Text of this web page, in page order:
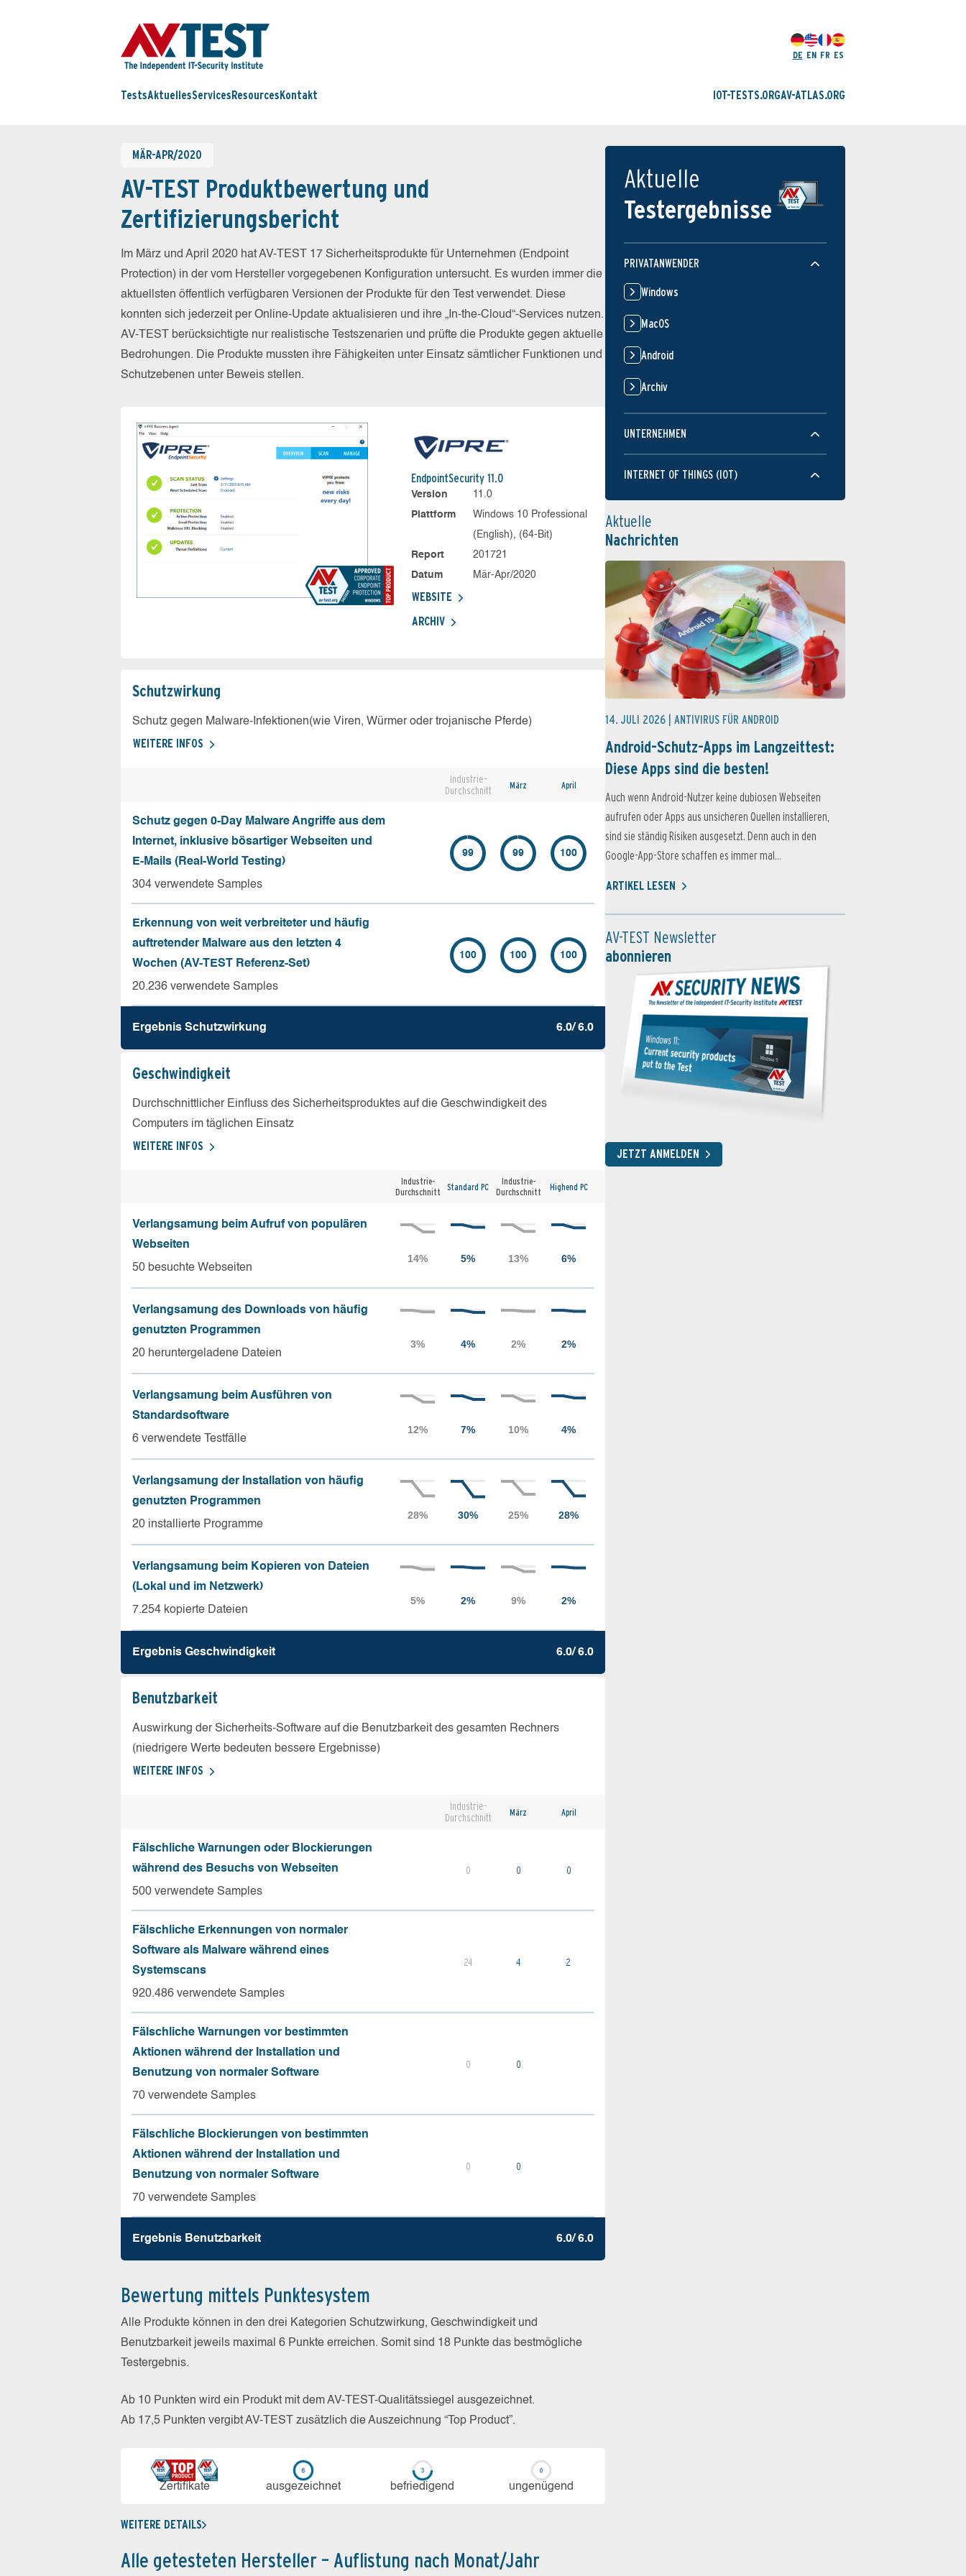
DE EN FR ES
TestsAktuellesServices Resources Kontakt IOT-TESTS.ORGAV-ATLAS.ORG
MÄR-APR/2020
AV-TEST Produktbewertung und
Zertifizierungsbericht
Im März und April 2020 hat AV-TEST 17 Sicherheitsprodukte für Unternehmen (Endpoint
Protection) in der vom Hersteller vorgegebenen Konfiguration untersucht. Es wurden immer die
aktuellsten öffentlich verfügbaren Versionen der Produkte für den Test verwendet. Diese
konnten sich jederzeit per Online-Update aktualisieren und ihre „In-the-Cloud“-Services nutzen.
AV-TEST berücksichtigte nur realistische Testszenarien und prüfte die Produkte gegen aktuelle
Bedrohungen. Die Produkte mussten ihre Fähigkeiten unter Einsatz sämtlicher Funktionen und
Schutzebenen unter Beweis stellen.
EndpointSecurity 11.0
Version
11.0
Plattform
Windows 10 Professional
(English), (64-Bit)
Report
201721
Datum
Mär-Apr/2020
WEBSITE
ARCHIV
Schutz­wirkung
Schutz gegen Malware-Infektionen(wie Viren, Würmer oder trojanische Pferde)
WEITERE INFOS
Industrie-
Durchschnitt
März April
Schutz gegen 0-Day Malware Angriffe aus dem
Internet, inklusive bösartiger Webseiten und
E-Mails (Real-World Testing)
304 verwendete Samples
99 99 100
Erkennung von weit verbreiteter und häufig
auftretender Malware aus den letzten 4
Wochen (AV-TEST Referenz-Set)
20.236 verwendete Samples
100 100 100
Ergebnis Schutz­wirkung 6.0/ 6.0
Geschw­indigkeit
Durchschnittlicher Einfluss des Sicherheitsproduktes auf die Geschwindigkeit des
Computers im täglichen Einsatz
WEITERE INFOS
Industrie-
Durchschnitt
Standard PC
Industrie-
Durchschnitt
Highend PC
Verlangsamung beim Aufruf von populären
Webseiten
50 besuchte Webseiten
Verlangsamung des Downloads von häufig
genutzten Programmen
20 heruntergeladene Dateien
Verlangsamung beim Ausführen von
Standardsoftware
6 verwendete Testfälle
Verlangsamung der Installation von häufig
genutzten Programmen
20 installierte Programme
Verlangsamung beim Kopieren von Dateien
(Lokal und im Netzwerk)
7.254 kopierte Dateien
Ergebnis Geschw­indigkeit 6.0/ 6.0
Benutz­barkeit
Auswirkung der Sicherheits-Software auf die Benutzbarkeit des gesamten Rechners
(niedrigere Werte bedeuten bessere Ergebnisse)
WEITERE INFOS
Industrie-
Durchschnitt
März April
Fälschliche Warnungen oder Blockierungen
während des Besuchs von Webseiten
500 verwendete Samples
0 0 0
Fälschliche Erkennungen von normaler
Software als Malware während eines
Systemscans
920.486 verwendete Samples
24 4 2
Fälschliche Warnungen vor bestimmten
Aktionen während der Installation und
Benutzung von normaler Software
70 verwendete Samples
0 0
Fälschliche Blockierungen von bestimmten
Aktionen während der Installation und
Benutzung von normaler Software
70 verwendete Samples
0 0
Ergebnis Benutz­barkeit 6.0/ 6.0
Bewertung mittels Punktesystem
Alle Produkte können in den drei Kategorien Schutzwirkung, Geschwindigkeit und
Benutzbarkeit jeweils maximal 6 Punkte erreichen. Somit sind 18 Punkte das bestmögliche
Testergebnis.
Ab 10 Punkten wird ein Produkt mit dem AV-TEST-Qualitätssiegel ausgezeichnet.
Ab 17,5 Punkten vergibt AV-TEST zusätzlich die Auszeichnung “Top Product”.
Zerti­fikate aus­ge­zeich­net be­frie­di­gend un­ge­nü­gend
WEITERE DETAILS
Alle getesteten Hersteller – Auflistung nach Monat/Jahr
Aktuelle
Testergebnisse
PRIVATANWENDER
Windows
MacOS
Android
Archiv
UNTERNEHMEN
INTERNET OF THINGS (IOT)
Aktuelle
Nachrichten
14. JULI 2026 | ANTIVIRUS FÜR ANDROID
Android-Schutz-Apps im Langzeittest:
Diese Apps sind die besten!
Auch wenn Android-Nutzer keine dubiosen Webseiten
aufrufen oder Apps aus unsicheren Quellen installieren,
sind sie ständig Risiken ausgesetzt. Denn auch in den
Google-App-Store schaffen es immer mal...
ARTIKEL LESEN
AV-TEST Newsletter
abonnieren
JETZT ANMELDEN